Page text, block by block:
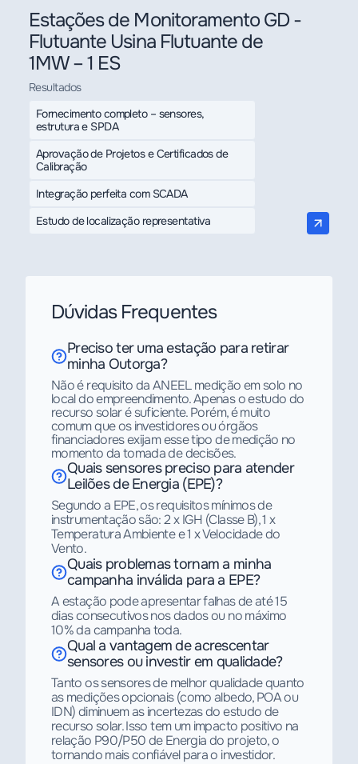
Estações de Monitoramento GD -
Flutuante Usina Flutuante de
1MW – 1 ES
Resultados
Fornecimento completo – sensores,
estrutura e SPDA
Aprovação de Projetos e Certificados de
Calibração
Integração perfeita com SCADA
Estudo de localização representativa
Dúvidas Frequentes
Preciso ter uma estação para retirar
minha Outorga?
Não é requisito da ANEEL medição em solo no
local do empreendimento. Apenas o estudo do
recurso solar é suficiente. Porém, é muito
comum que os investidores ou órgãos
financiadores exijam esse tipo de medição no
momento da tomada de decisões.
Quais sensores preciso para atender
Leilões de Energia (EPE)?
Segundo a EPE, os requisitos mínimos de
instrumentação são: 2 x IGH (Classe B), 1 x
Temperatura Ambiente e 1 x Velocidade do
Vento.
Quais problemas tornam a minha
campanha inválida para a EPE?
A estação pode apresentar falhas de até 15
dias consecutivos nos dados ou no máximo
10% da campanha toda.
Qual a vantagem de acrescentar
sensores ou investir em qualidade?
Tanto os sensores de melhor qualidade quanto
as medições opcionais (como albedo, POA ou
IDN) diminuem as incertezas do estudo de
recurso solar. Isso tem um impacto positivo na
relação P90/P50 de Energia do projeto, o
tornando mais confiável para o investidor.